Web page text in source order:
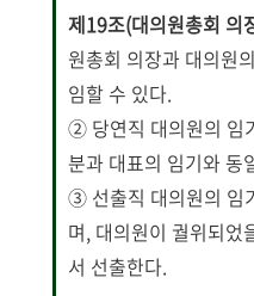
제19조(대의원총회 의
원총회 의장과 대의원
임할 수 있다.
② 당연직 대의원의 임
분과 대표의 임기와 동
③ 선출직 대의원의 임
며, 대의원이 궐위되었
서 선출한다.